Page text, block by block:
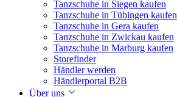
Tanzschuhe in Siegen kaufen
Tanzschuhe in Tübingen kaufen
Tanzschuhe in Gera kaufen
Tanzschuhe in Zwickau kaufen
Tanzschuhe in Marburg kaufen
Storefinder
Händler werden
Händlerportal B2B
Über uns